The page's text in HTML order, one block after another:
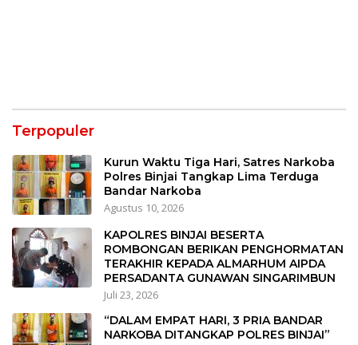
Terpopuler
Kurun Waktu Tiga Hari, Satres Narkoba
Polres Binjai Tangkap Lima Terduga
Bandar Narkoba
Agustus 10, 2026
KAPOLRES BINJAI BESERTA
ROMBONGAN BERIKAN PENGHORMATAN
TERAKHIR KEPADA ALMARHUM AIPDA
PERSADANTA GUNAWAN SINGARIMBUN
Juli 23, 2026
“DALAM EMPAT HARI, 3 PRIA BANDAR
NARKOBA DITANGKAP POLRES BINJAI”